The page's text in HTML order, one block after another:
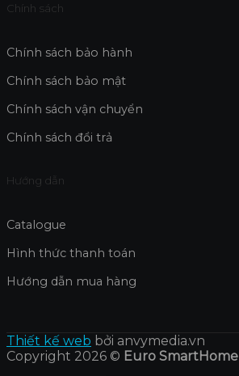
Chính sách
Chính sách bảo hành
Chính sách bảo mật
Chính sách vận chuyển
Chính sách đổi trả
Hướng dẫn
Catalogue
Hình thức thanh toán
Hướng dẫn mua hàng
Thiết kế web bởi anvymedia.vn
Copyright 2026 © Euro SmartHome